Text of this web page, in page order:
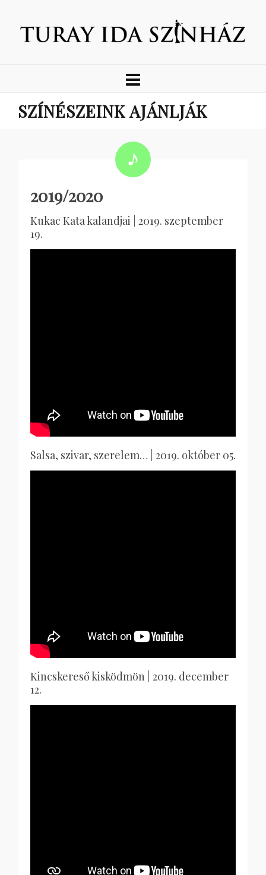
SZÍNÉSZEINK AJÁNLJÁK
2019/2020
Kukac Kata kalandjai | 2019. szeptember
19.
Salsa, szivar, szerelem… | 2019. október 05.
Kincskereső kisködmön | 2019. december
12.